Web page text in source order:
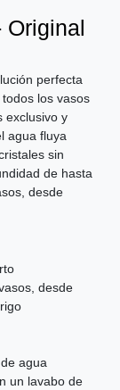
Original
perfecta
los vasos
exclusivo y
agua fluya
sin
de hasta
desde
desde
agua
un lavabo de